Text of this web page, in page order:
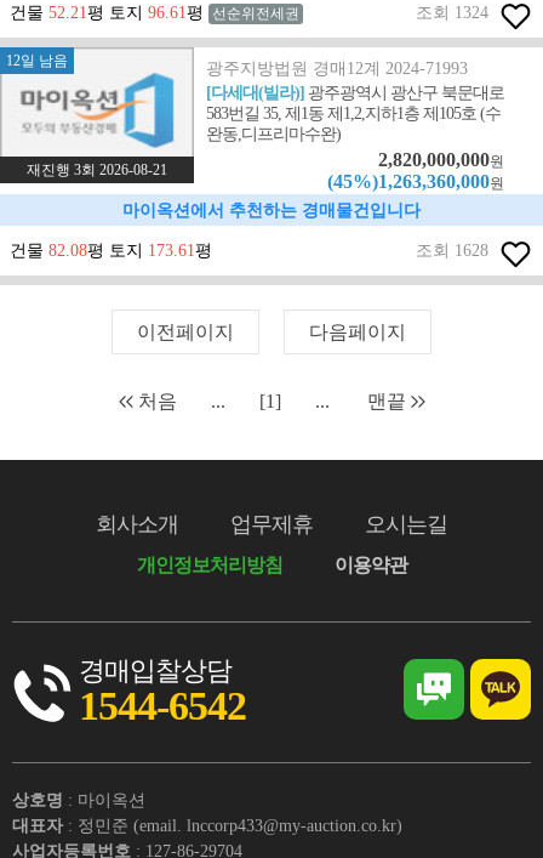
건물 52.21평 토지 96.61평 선순위전세권 조회 1324
12일 남음
재진행 3회 2026-08-21
광주지방법원 경매12계 2024-71993
[다세대(빌라)] 광주광역시 광산구 북문대로
583번길 35, 제1동 제1,2,지하1층 제105호 (수
완동,디프리마수완)
2,820,000,000원
(45%)1,263,360,000원
마이옥션에서 추천하는 경매물건입니다
건물 82.08평 토지 173.61평 조회 1628
이전페이지 다음페이지
처음 ... [1] ... 맨끝
회사소개 업무제휴 오시는길
개인정보처리방침 이용약관
경매입찰상담
1544-6542
상호명 : 마이옥션
대표자 : 정민준 (email. lnccorp433@my-auction.co.kr)
사업자등록번호 : 127-86-29704